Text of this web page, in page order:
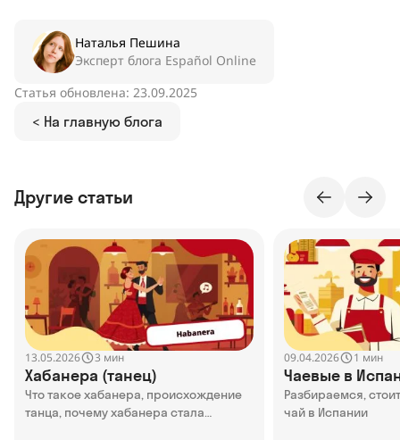
< На главную блога
Статья обновлена: 23.09.2025
Наталья Пешина
Эксперт блога Español Online
Другие статьи
13.05.2026 3 мин
Хабанера (танец)
Что такое хабанера, происхождение
танца, почему хабанера стала
09.04.2026 1 мин
Чаевые в
Разбираемся,
чай в Испании